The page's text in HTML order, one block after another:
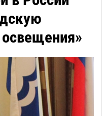
освещения»